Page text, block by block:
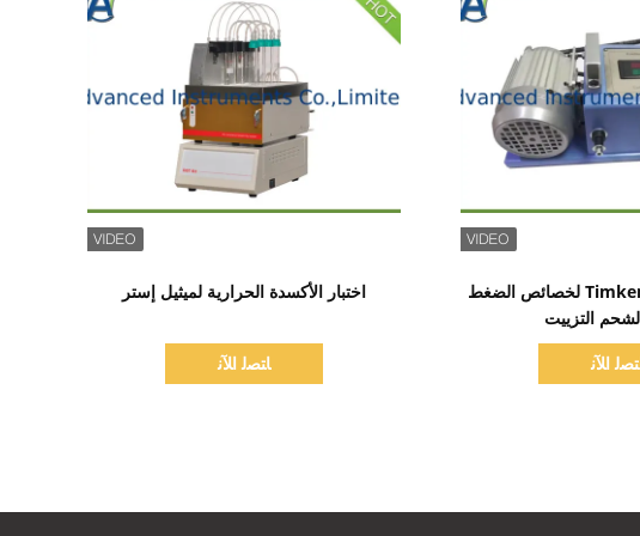
اختبار الأكسدة الحرارية لميثيل إستر
ﺎﺘﺼﻟ ﺍﻶﻧ
اختبار تحميل Timken OK لخصائص الضغط
التزييت
ﺍﻶﻧ